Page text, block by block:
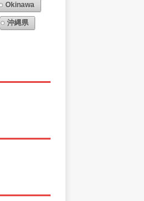
Okinawa
沖縄県